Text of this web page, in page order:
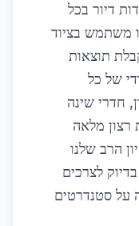
דיור בכל
משתמש בציוד
תוצאות
של כל
חדרי שינה
רצון מלאה
הרב שלנו
לצרכים
על סטנדרטים